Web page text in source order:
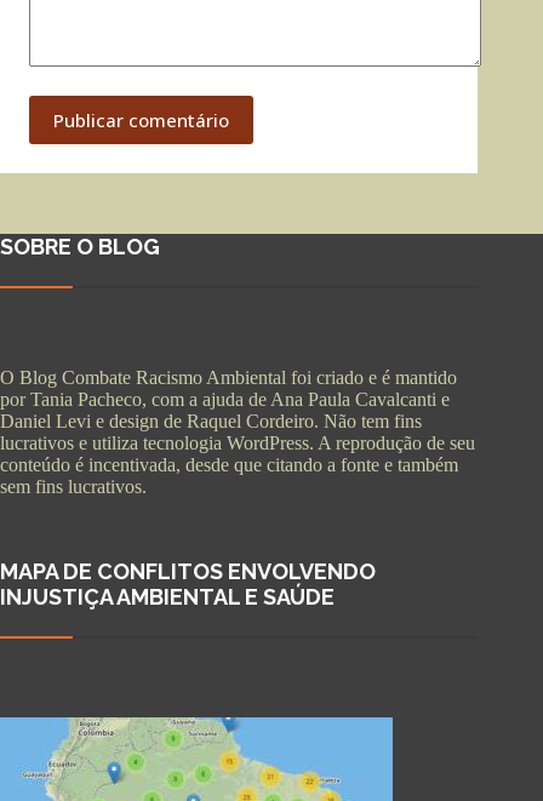
Publicar comentário
SOBRE O BLOG
O Blog Combate Racismo Ambiental foi criado e é mantido
por Tania Pacheco, com a ajuda de Ana Paula Cavalcanti e
Daniel Levi e design de Raquel Cordeiro. Não tem fins
lucrativos e utiliza tecnologia WordPress. A reprodução de seu
conteúdo é incentivada, desde que citando a fonte e também
sem fins lucrativos.
MAPA DE CONFLITOS ENVOLVENDO
INJUSTIÇA AMBIENTAL E SAÚDE